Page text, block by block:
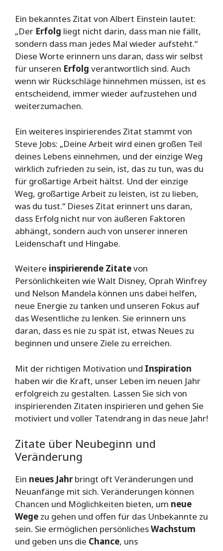
Ein bekanntes Zitat von Albert Einstein lautet:
„Der Erfolg liegt nicht darin, dass man nie fällt,
sondern dass man jedes Mal wieder aufsteht.“
Diese Worte erinnern uns daran, dass wir selbst
für unseren Erfolg verantwortlich sind. Auch
wenn wir Rückschläge hinnehmen müssen, ist es
entscheidend, immer wieder aufzustehen und
weiterzumachen.
Ein weiteres inspirierendes Zitat stammt von
Steve Jobs: „Deine Arbeit wird einen großen Teil
deines Lebens einnehmen, und der einzige Weg
wirklich zufrieden zu sein, ist, das zu tun, was du
für großartige Arbeit hältst. Und der einzige
Weg, großartige Arbeit zu leisten, ist zu lieben,
was du tust.“ Dieses Zitat erinnert uns daran,
dass Erfolg nicht nur von äußeren Faktoren
abhängt, sondern auch von unserer inneren
Leidenschaft und Hingabe.
Weitere inspirierende Zitatevon
Persönlichkeiten wie Walt Disney, Oprah Winfrey
und Nelson Mandela können uns dabei helfen,
neue Energie zu tanken und unseren Fokus auf
das Wesentliche zu lenken. Sie erinnern uns
daran, dass es nie zu spät ist, etwas Neues zu
beginnen und unsere Ziele zu erreichen.
Mit der richtigen Motivation und Inspiration
haben wir die Kraft, unser Leben im neuen Jahr
erfolgreich zu gestalten. Lassen Sie sich von
inspirierenden Zitaten inspirieren und gehen Sie
motiviert und voller Tatendrang in das neue Jahr!
Zitate über Neubeginn und
Veränderung
Ein neues Jahrbringt oft Veränderungen und
Neuanfänge mit sich. Veränderungen können
Chancen und Möglichkeiten bieten, um neue
Wege zu gehen und offen für das Unbekannte zu
sein. Sie ermöglichen persönlichesWachstum
und geben uns die Chance, uns